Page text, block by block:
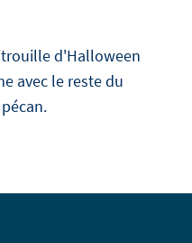
d'Halloween
avec le reste du